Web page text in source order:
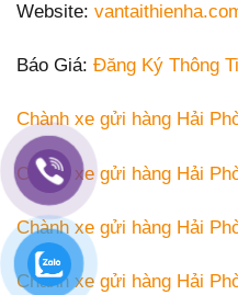
Website:
Báo Giá: Đăng Ký Thông
Chành xe gửi hàng Hải
Chành xe gửi hàng Hải
Chành xe gửi hàng Hải
Chành xe gửi hàng Hải